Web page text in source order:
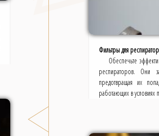
Фильтры для
Обеспечьте
респираторов. Они
предотвращая их
работающих в условиях